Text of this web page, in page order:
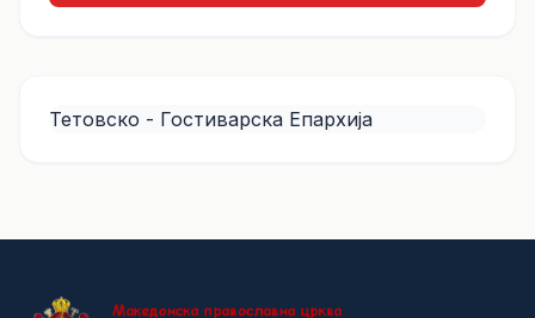
Тетовско - Гостиварска Епархија